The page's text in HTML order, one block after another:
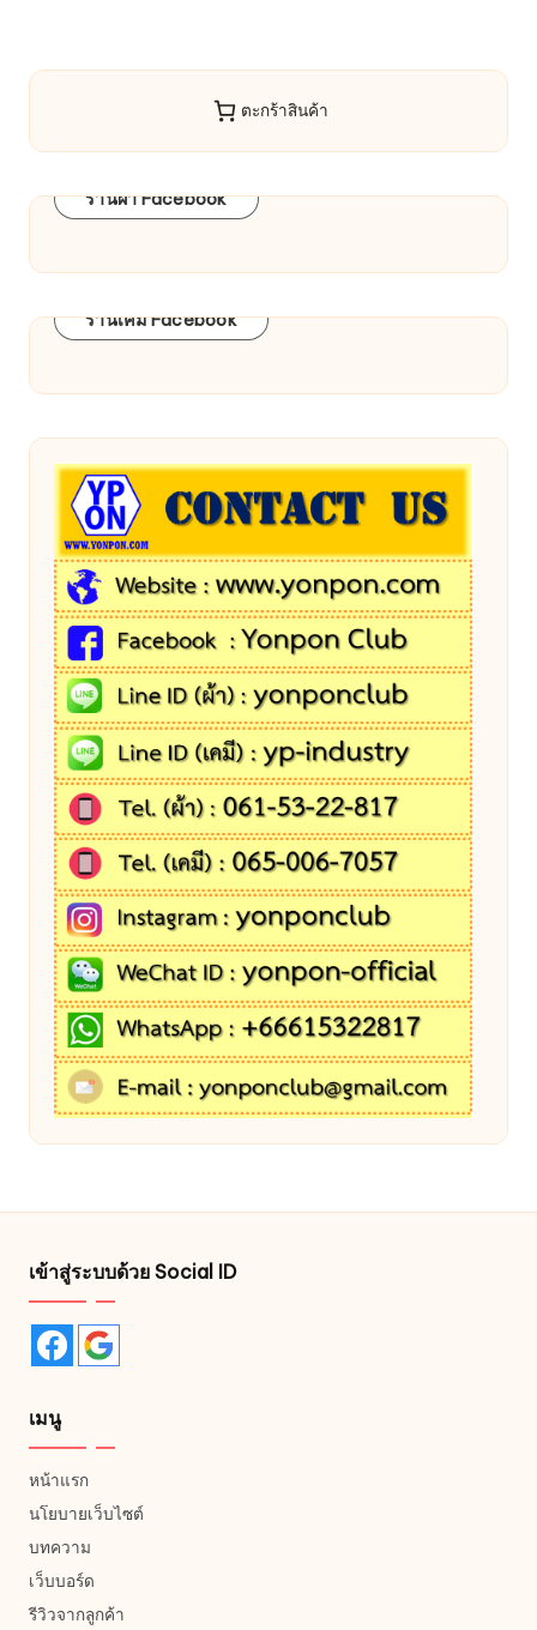
ตะกร้าสินค้า
ร้านผ้า Facebook
ร้านเคมี Facebook
เข้าสู่ระบบด้วย Social ID
เมนู
หน้าแรก
นโยบายเว็บไซต์
บทความ
เว็บบอร์ด
รีวิวจากลูกค้า